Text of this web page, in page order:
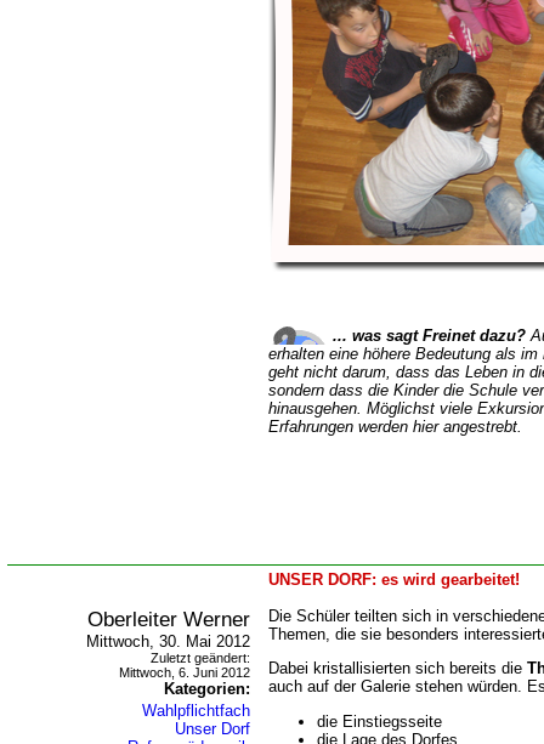
... was sagt Freinet dazu?
erhalten eine höhere Bedeutung als
geht nicht darum, dass das Leben in
sondern dass die Kinder die Schule
hinausgehen. Möglichst viele
Erfahrungen werden hier angestrebt.
UNSER DORF: es wird gearbeitet!
Oberleiter Werner
Mittwoch, 30. Mai 2012
Zuletzt geändert:
Mittwoch, 6. Juni 2012
Kategorien:
Wahlpflichtfach
Unser Dorf
Die Schüler teilten sich in
Themen, die sie besonders
Dabei kristallisierten sich bereits die
auch auf der Galerie stehen würden.
die Einstiegsseite
die Lage des Dorfes